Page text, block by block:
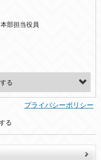
部担当役員
プライバシーポリシー
る